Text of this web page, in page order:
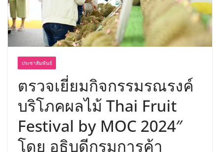
ประชาสัมพันธ์
ตรวจเยี่ยมกิจกรรมรณรงค์
บริโภคผลไม้ Thai Fruit
Festival by MOC 2024″
โดย อธิบดีกรมการค้า